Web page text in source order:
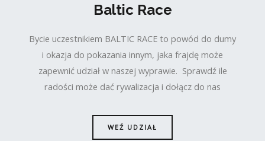
Baltic Race
Bycie uczestnikiem BALTIC RACE to powód do dumy
i okazja do pokazania innym, jaka frajdę może
zapewnić udział w naszej wyprawie. Sprawdź ile
radości może dać rywalizacja i dołącz do nas
WEŹ UDZIAŁ